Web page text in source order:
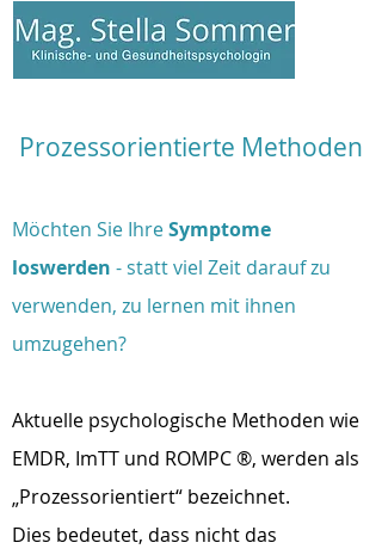
Prozessorientierte Methoden
Möchten Sie IhreSymptome
loswerden - statt viel Zeit darauf zu
verwenden, zu lernen mit ihnen
umzugehen?
Aktuelle psychologische Methoden wie
EMDR, ImTT und ROMPC ®, werden als
„Prozessorientiert“ bezeichnet.
Dies bedeutet, dass nicht das